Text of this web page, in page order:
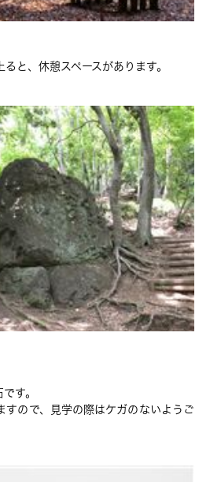
と、休憩スペースがあります。
す。
すので、見学の際はケガのないようご